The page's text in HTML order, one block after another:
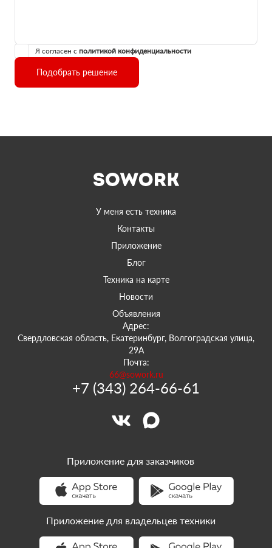
Я согласен с политикой конфиденциальности
Подобрать решение
У меня есть техника
Контакты
Приложение
Блог
Техника на карте
Новости
Объявления
Адрес:
Свердловская область, Екатеринбург, Волгоградская улица,
29А
Почта:
66@sowork.ru
+7 (343) 264-66-61
Приложение для заказчиков
Приложение для владельцев техники